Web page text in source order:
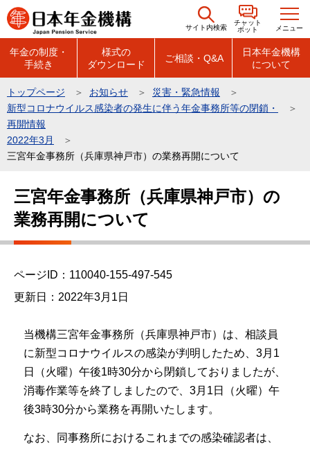
こ
の
の
先
頭
で
サイト内検索
チャット
ボット
メニュー
年金の制度・
手続き
様式の
ダウンロード
ご相談・Q&A
日本年金機構
について
トップページ お知らせ
災害・緊急情報
新型コロナウイルス感染者の発生に伴う年金事務所等の閉鎖・
再開情報
2022年3月
三宮年金事務所（兵庫県神戸市）の業務再開について
三宮年金事務所（兵庫県神戸市）の
業務再開について
ページID：110040-155-497-545
更新日：2022年3月1日
当機構三宮年金事務所（兵庫県神戸市）は、相談員
に新型コロナウイルスの感染が判明したため、3月1
日（火曜）午後1時30分から閉鎖しておりましたが、
消毒作業等を終了しましたので、3月1日（火曜）午
後3時30分から業務を再開いたします。
なお、同事務所におけるこれまでの感染確認者は、